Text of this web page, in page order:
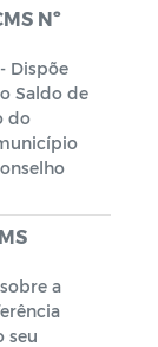
Nº
Dispõe
Saldo de
do
a
seu